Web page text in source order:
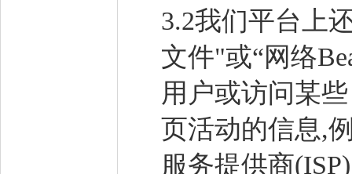
3.2我们平台上
文件"或“网络
用户或访问某
页活动的信息,
服务提供商